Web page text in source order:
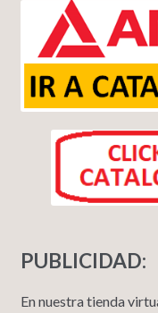
PUBLICIDAD:
En nuestra tienda